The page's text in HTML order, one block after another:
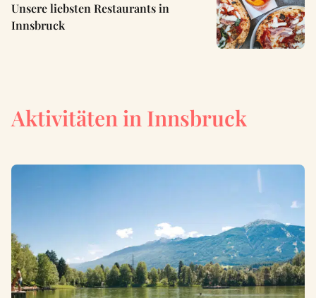
Unsere liebsten Restaurants in
Innsbruck
Aktivitäten in Innsbruck